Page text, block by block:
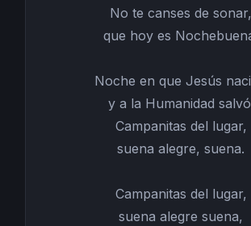
No te canses de sonar,
que hoy es
Noche en que Jesús
y a la Humanidad
Campanitas del lugar,
suena alegre, suena.
Campanitas del lugar,
suena alegre suena,